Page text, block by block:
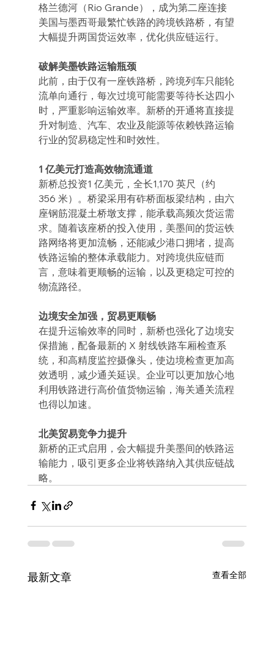
格兰德河（Rio Grande），成为第二座连接
美国与墨西哥最繁忙铁路的跨境铁路桥，有望
大幅提升两国货运效率，优化供应链运行。
破解美墨铁路运输瓶颈
此前，由于仅有一座铁路桥，跨境列车只能轮
流单向通行，每次过境可能需要等待长达四小
时，严重影响运输效率。新桥的开通将直接提
升对制造、汽车、农业及能源等依赖铁路运输
行业的贸易稳定性和时效性。
1 亿美元打造高效物流通道
新桥总投资1 亿美元，全长1,170 英尺（约
356 米）。桥梁采用有砟桥面板梁结构，由六
座钢筋混凝土桥墩支撑，能承载高频次货运需
求。随着该座桥的投入使用，美墨间的货运铁
路网络将更加流畅，还能减少港口拥堵，提高
铁路运输的整体承载能力。对跨境供应链而
言，意味着更顺畅的运输，以及更稳定可控的
物流路径。
边境安全加强，贸易更顺畅
在提升运输效率的同时，新桥也强化了边境安
保措施，配备最新的 X 射线铁路车厢检查系
统，和高精度监控摄像头，使边境检查更加高
效透明，减少通关延误。企业可以更加放心地
利用铁路进行高价值货物运输，海关通关流程
也得以加速。
北美贸易竞争力提升
新桥的正式启用，会大幅提升美墨间的铁路运
输能力，吸引更多企业将铁路纳入其供应链战
略。
最新文章 查看全部